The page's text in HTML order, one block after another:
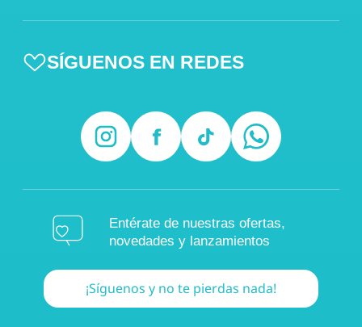
SÍGUENOS EN REDES
Entérate de nuestras ofertas,
novedades y lanzamientos
¡Síguenos y no te pierdas nada!